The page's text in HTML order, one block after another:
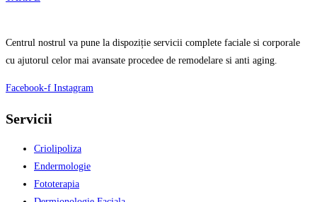
Centrul nostrul va pune la dispoziție servicii complete faciale si corporale
cu ajutorul celor mai avansate procedee de remodelare si anti aging.
Facebook-f Instagram
Servicii
Criolipoliza
Endermologie
Fototerapia